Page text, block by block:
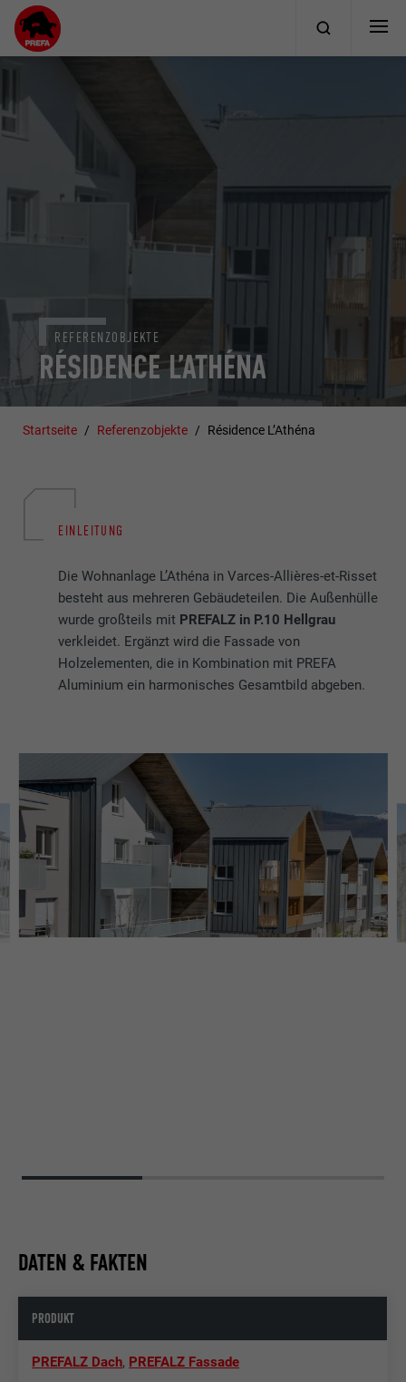
RÉSIDENCE L’ATHÉNA
REFERENZOBJEKTE
Startseite Referenzobjekte Résidence L’Athéna
EINLEITUNG
Die Wohnanlage L’Athéna in Varces-Allières-et-Risset
besteht aus mehreren Gebäudeteilen. Die Außenhülle
wurde großteils mit PREFALZ in P.10 Hellgrau
verkleidet. Ergänzt wird die Fassade von
Holzelementen, die in Kombination mit PREFA
Aluminium ein harmonisches Gesamtbild abgeben.
DATEN & FAKTEN
PRODUKT
PREFALZ Dach, PREFALZ Fassade